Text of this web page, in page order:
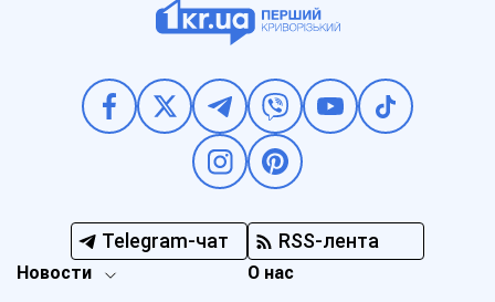
Telegram-чат RSS-лента
Новости О нас